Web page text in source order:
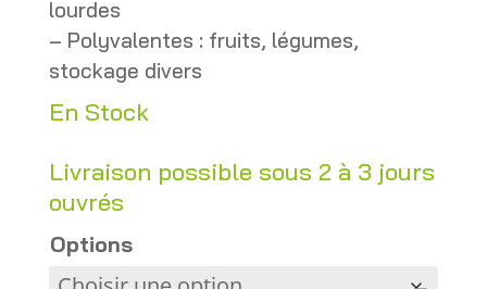
lourdes
– Polyvalentes : fruits, légumes,
stockage divers
En Stock
Livraison possible sous 2 à 3 jours
ouvrés
Options